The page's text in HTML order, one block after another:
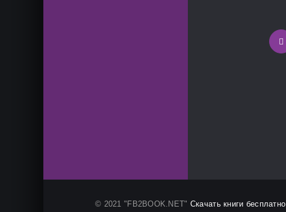
© 2021 "FB2BOOK.NET" Скачать книги бесплатно